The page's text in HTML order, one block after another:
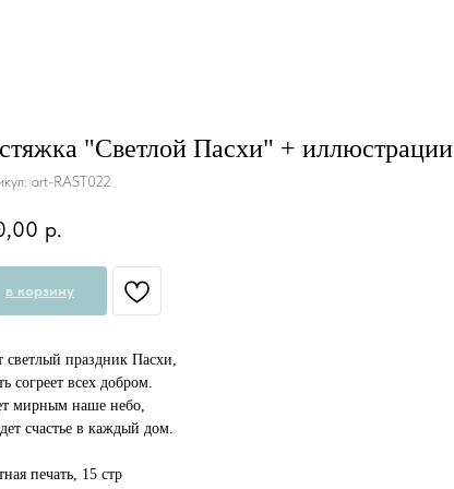
"Светлой Пасхи" + иллюстрации
art-RAST022
р.
в корзину
светлый праздник Пасхи,
согреет всех добром.
мирным наше небо,
счастье в каждый дом.
печать, 15 стр